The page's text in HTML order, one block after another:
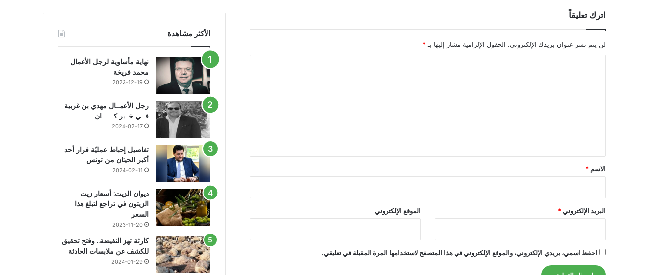
اترك تعليقاً
لن يتم نشر عنوان بريدك الإلكتروني. الحقول الإلزامية مشار إليها بـ*
*
الاسم *
البريد الإلكتروني* الموقع الإلكتروني
احفظ اسمي، بريدي الإلكتروني، والموقع الإلكتروني في هذا المتصفح لاستخدامها المرة المقبلة في تعليقي.
الأكثر مشاهدة
نهاية مأساوية لرجل الأعمال
محمد فريخة
2023-12-19
رجل الأعمــال مهدي بن غربية
فــي خــبر كــــــان
2024-02-17
تفاصيل إحباط عمليّة فرار أحد
أكبر الحيتان من تونس
2024-02-11
ديوان الزيت: أسعار زيت
الزيتون في تراجع لتبلغ هذا
السعر
2023-11-20
كارثة تهز النفيضة.. وفتح تحقيق
للكشف عن ملابسات الحادثة
2024-01-29